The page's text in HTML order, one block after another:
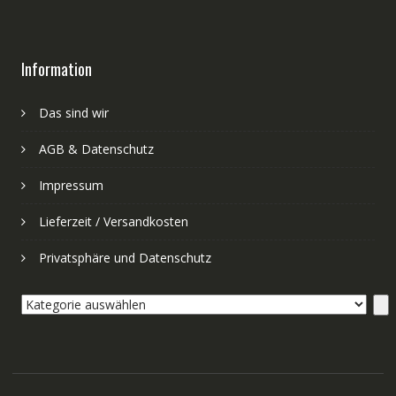
Information
Das sind wir
AGB & Datenschutz
Impressum
Lieferzeit / Versandkosten
Privatsphäre und Datenschutz
Kategorie